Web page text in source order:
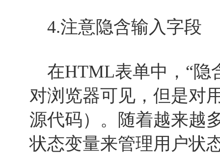
4.注意隐含输入字段
在HTML表单中，“隐
对浏览器可见，但是对
源代码）。随着越来越
状态变量来管理用户状